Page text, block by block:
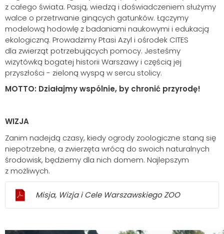
z całego świata. Pasją, wiedzą i doświadczeniem służymy
walce o przetrwanie ginących gatunków. Łączymy
modelową hodowlę z badaniami naukowymi i edukacją
ekologiczną. Prowadzimy Ptasi Azyl i ośrodek CITES
dla zwierząt potrzebujących pomocy. Jesteśmy
wizytówką bogatej historii Warszawy i częścią jej
przyszłości - zieloną wyspą w sercu stolicy.
MOTTO: Działajmy wspólnie, by chronić przyrodę!
WIZJA
Zanim nadejdą czasy, kiedy ogrody zoologiczne staną się
niepotrzebne, a zwierzęta wrócą do swoich naturalnych
środowisk, będziemy dla nich domem. Najlepszym
z możliwych.
Misja, Wizja i Cele Warszawskiego ZOO